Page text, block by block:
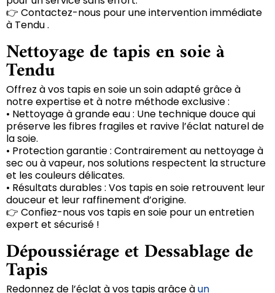
👉 Contactez-nous pour une intervention immédiate
à Tendu .
Nettoyage de tapis en soie à
Tendu
Offrez à vos tapis en soie un soin adapté grâce à
notre expertise et à notre méthode exclusive :
• Nettoyage à grande eau : Une technique douce qui
préserve les fibres fragiles et ravive l’éclat naturel de
la soie.
• Protection garantie : Contrairement au nettoyage à
sec ou à vapeur, nos solutions respectent la structure
et les couleurs délicates.
• Résultats durables : Vos tapis en soie retrouvent leur
douceur et leur raffinement d’origine.
👉 Confiez-nous vos tapis en soie pour un entretien
expert et sécurisé !
Dépoussiérage et Dessablage de
Tapis
Redonnez de l’éclat à vos tapis grâce àun